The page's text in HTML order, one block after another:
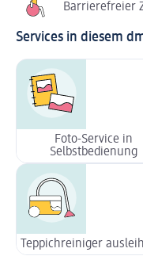
Barrierefreier
Services in diesem
Foto-Service in
Selbstbedienung
Teppichreiniger